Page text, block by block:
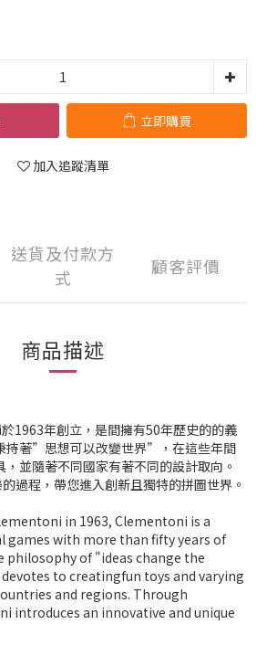
立即購買
加入追蹤清單
送貨及付款方
式
顧客評價
商品描述
1963年創立，是間擁有50年歷史的的義
持著”思想可以改變世界”，在這些年間
並隨著不同國家有著不同的設計取向。
過程，帶您進入創新且獨特的拼圖世界。
in 1963, Clementoni is a
games with more than fifty years of
philosophy of "ideas change the
to creatingfun toys and varying
and regions. Through
introduces an innovative and unique